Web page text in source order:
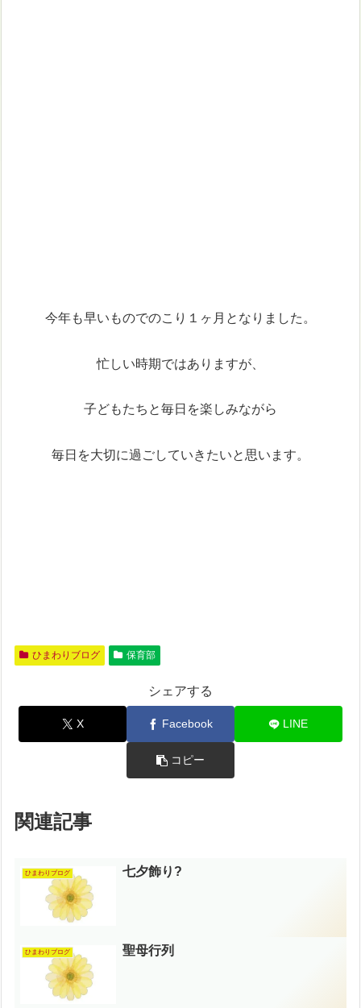
今年も早いものでのこり１ヶ月となりました。
忙しい時期ではありますが、
子どもたちと毎日を楽しみながら
毎日を大切に過ごしていきたいと思います。
ひまわりブログ 保育部
シェアする
X Facebook LINE
コピー
関連記事
ひまわりブログ 七夕飾り?
ひまわりブログ 聖母行列